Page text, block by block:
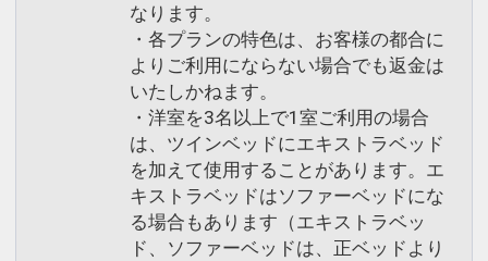
なります。
・各プランの特色は、お客様の都合に
よりご利用にならない場合でも返金は
いたしかねます。
・洋室を3名以上で1室ご利用の場合
は、ツインベッドにエキストラベッド
を加えて使用することがあります。エ
キストラベッドはソファーベッドにな
る場合もあります（エキストラベッ
ド、ソファーベッドは、正ベッドより